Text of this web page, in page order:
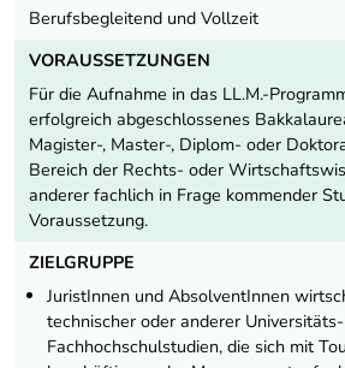
Berufsbegleitend und Vollzeit
VORAUSSETZUNGEN
Für die Aufnahme in das LL.M.-
erfolgreich abgeschlossenes
Magister-, Master-, Diplom- oder
Bereich der Rechts- oder
anderer fachlich in Frage kommender
Voraussetzung.
ZIELGRUPPE
JuristInnen und AbsolventInnen
technischer oder anderer
Fachhochschulstudien, die sich mit